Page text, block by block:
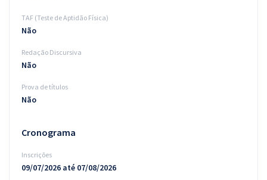
TAF (Teste de Aptidão Física)
Não
Redação Discursiva
Não
Prova de títulos
Não
Cronograma
Inscrições
09/07/2026 até 07/08/2026